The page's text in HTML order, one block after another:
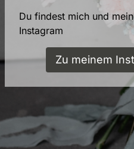
Du findest mich und
Instagram
Zu meinem